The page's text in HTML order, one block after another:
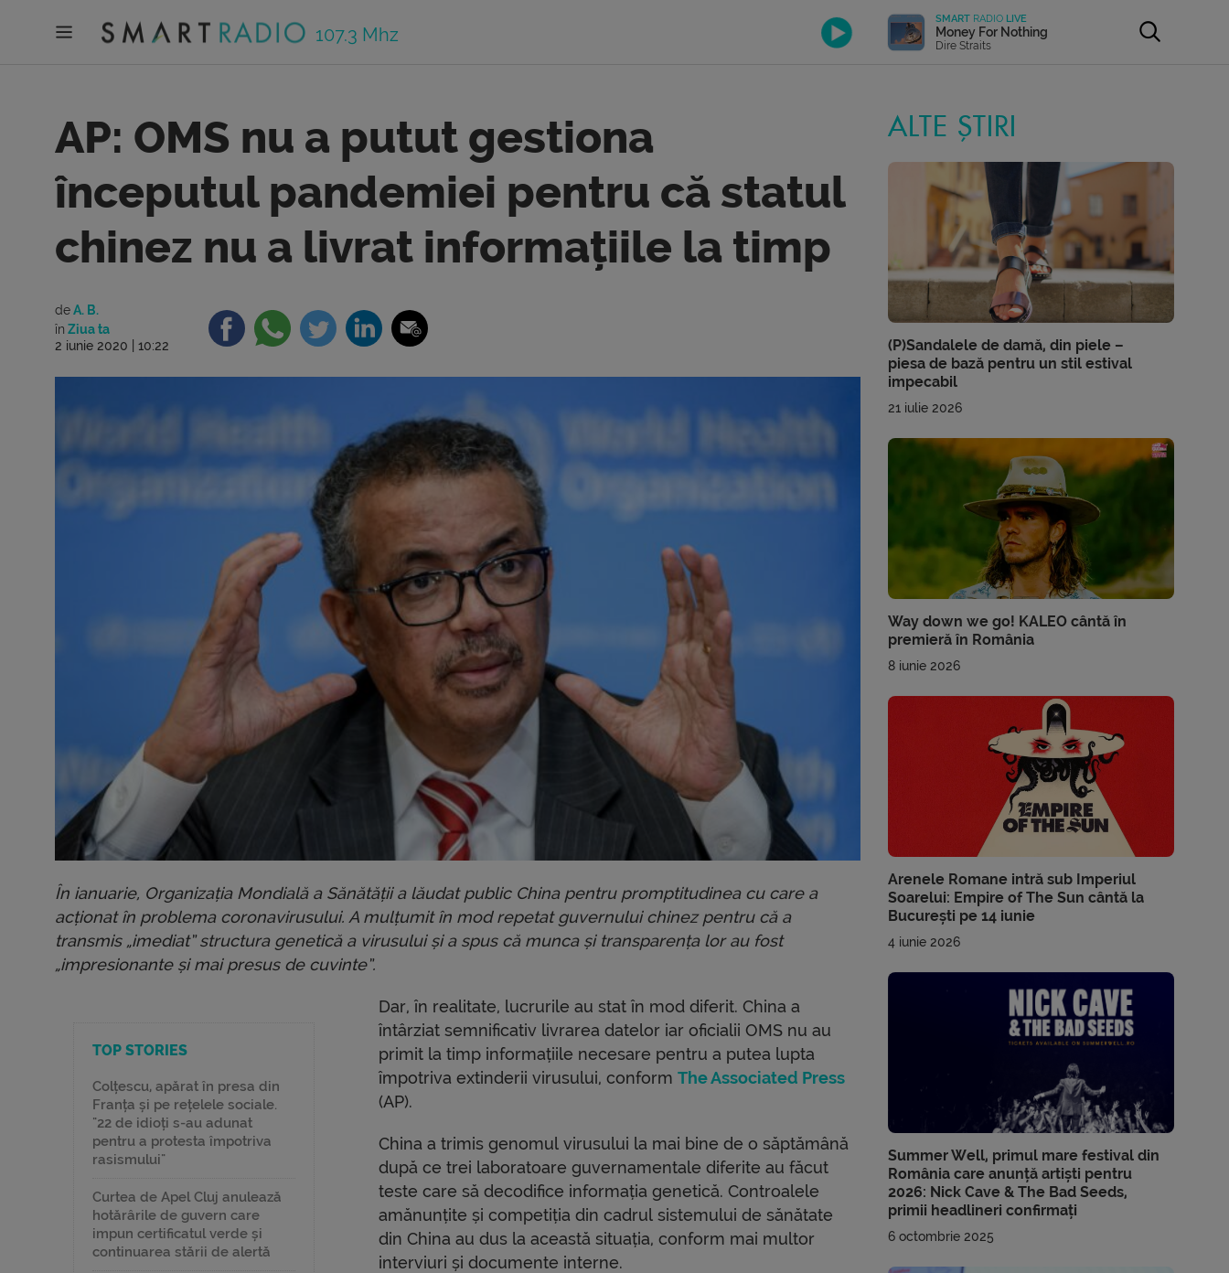
107.3 Mhz
SMART RADIO LIVE
Money For Nothing
Dire Straits
AP: OMS nu a putut gestiona
începutul pandemiei pentru că statul
chinez nu a livrat informațiile la timp
deA. B.
în Ziua ta
2 iunie 2020 | 10:22
În ianuarie, Organizația Mondială a Sănătății a lăudat public China pentru promptitudinea cu care a
acționat în problema coronavirusului. A mulțumit în mod repetat guvernului chinez pentru că a
transmis „imediat” structura genetică a virusului și a spus că munca și transparența lor au fost
„impresionante și mai presus de cuvinte”.
TOP STORIES
Colțescu, apărat în presa din
Franța și pe rețelele sociale.
"22 de idioți s-au adunat
pentru a protesta împotriva
rasismului"
Curtea de Apel Cluj anulează
hotărârile de guvern care
impun certificatul verde și
continuarea stării de alertă
Dar, în realitate, lucrurile au stat în mod diferit. China a
întârziat semnificativ livrarea datelor iar oficialii OMS nu au
primit la timp informațiile necesare pentru a putea lupta
împotriva extinderii virusului, conformThe Associated Press
(AP).
China a trimis genomul virusului la mai bine de o săptămână
după ce trei laboratoare guvernamentale diferite au făcut
teste care să decodifice informația genetică. Controalele
amănunțite și competiția din cadrul sistemului de sănătate
din China au dus la această situația, conform mai multor
interviuri și documente interne.
ALTE ȘTIRI
(P)Sandalele de damă, din piele –
piesa de bază pentru un stil estival
impecabil
21 iulie 2026
Way down we go! KALEO cântă în
premieră în România
8 iunie 2026
Arenele Romane intră sub Imperiul
Soarelui: Empire of The Sun cântă la
București pe 14 iunie
4 iunie 2026
Summer Well, primul mare festival din
România care anunță artiști pentru
2026: Nick Cave & The Bad Seeds,
primii headlineri confirmați
6 octombrie 2025